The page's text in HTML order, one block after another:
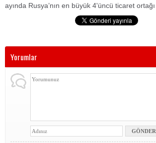
ayında Rusya’nın en büyük 4'üncü ticaret
Yorumlar